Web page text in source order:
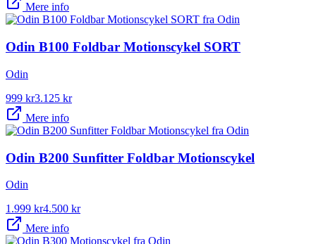
Mere info
Odin B100 Foldbar Motionscykel SORT
Odin
999 kr3.125 kr
Mere info
Odin B200 Sunfitter Foldbar Motionscykel
Odin
1.999 kr4.500 kr
Mere info